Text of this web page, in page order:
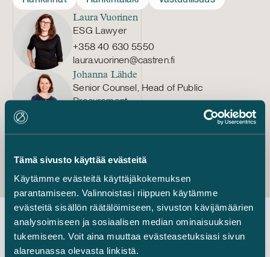
Tämä sivusto käyttää evästeitä
Käytämme evästeitä käyttäjäkokemuksen
parantamiseen. Valinnoistasi riippuen käytämme
evästeitä sisällön räätälöimiseen, sivuston kävijämäärien
analysoimiseen ja sosiaalisen median ominaisuuksien
tukemiseen. Voit aina muuttaa evästeasetuksiasi sivun
alareunassa olevasta linkistä.
Laura Vuorinen
ESG Lawyer
+358 40 630 5550
laura.vuorinen@castren.fi
Johanna Lähde
Senior Counsel, Head of Public
Procurement
Uusimmat uutiset